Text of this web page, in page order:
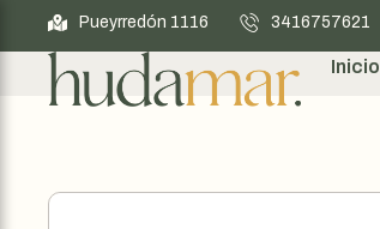
Pueyrredón 1116 3416757621
Inicio